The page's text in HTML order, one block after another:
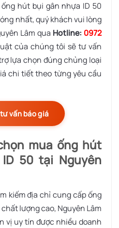
hút bụi gân nhựa ID 50
nhất, quý khách vui lòng
Lâm qua Hotline: 0972
của chúng tôi sẽ tư vấn
lựa chọn đúng chủng loại
chi tiết theo từng yêu cầu
vấn báo giá
mua ống hút
50 tại Nguyên
kiếm địa chỉ cung cấp ống
lượng cao, Nguyên Lâm
vị uy tín được nhiều doanh